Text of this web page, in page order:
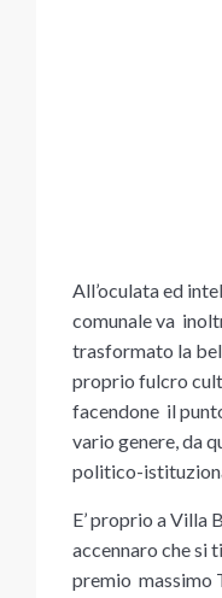
All’oculata ed
comunale va
trasformato la
proprio fulcro
facendone il
vario genere, da
politico-
E’ proprio a Villa
accennaro che si
premio massimo